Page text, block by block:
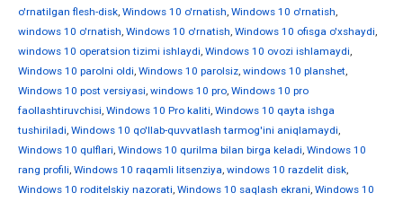
o'rnatilgan flesh-disk, Windows 10 o'rnatish, Windows 10 o'rnatish,
windows 10 o'rnatish, Windows 10 o'rnatish, Windows 10 ofisga o'xshaydi,
windows 10 operatsion tizimi ishlaydi, Windows 10 ovozi ishlamaydi,
Windows 10 parolni oldi, Windows 10 parolsiz, windows 10 planshet,
Windows 10 post versiyasi, windows 10 pro, Windows 10 pro
faollashtiruvchisi, Windows 10 Pro kaliti, Windows 10 qayta ishga
tushiriladi, Windows 10 qo'llab-quvvatlash tarmog'ini aniqlamaydi,
Windows 10 qulflari, Windows 10 qurilma bilan birga keladi, Windows 10
rang profili, Windows 10 raqamli litsenziya, windows 10 razdelit disk,
Windows 10 roditelskiy nazorati, Windows 10 saqlash ekrani, Windows 10